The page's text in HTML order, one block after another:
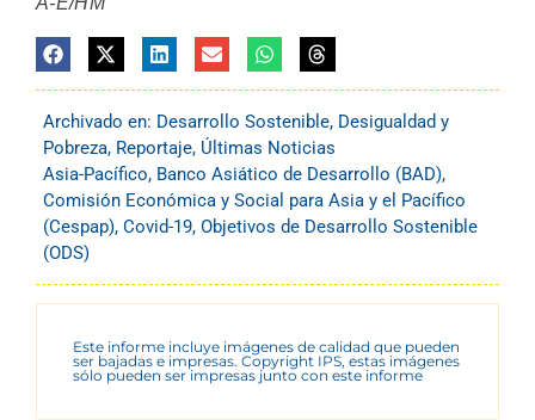
Archivado en: Desarrollo Sostenible, Desigualdad y
Pobreza, Reportaje, Últimas Noticias
Asia-Pacífico, Banco Asiático de Desarrollo (BAD),
Comisión Económica y Social para Asia y el Pacífico
(Cespap), Covid-19, Objetivos de Desarrollo Sostenible
(ODS)
Este informe incluye imágenes de calidad que pueden
ser bajadas e impresas. Copyright IPS, estas imágenes
sólo pueden ser impresas junto con este informe